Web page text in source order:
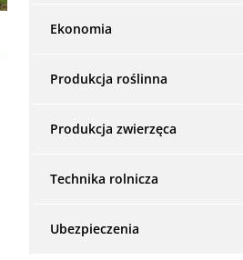
Ekonomia
Produkcja roślinna
Produkcja zwierzęca
Technika rolnicza
Ubezpieczenia